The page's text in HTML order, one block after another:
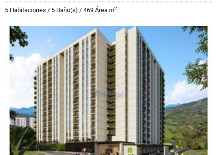
5 Habitaciones / 5 Baño(s) / 469 Área m2